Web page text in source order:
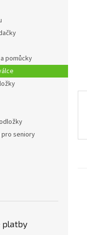
pomůcky
seniory
platby